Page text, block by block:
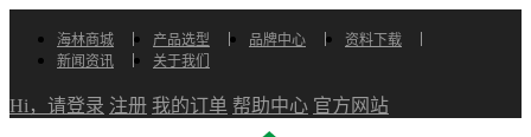
海林商城 产品选型 品牌中心
资料下载
新闻资讯
关于我们
Hi，请登录 注册 我的订单 帮助中心 官方网站